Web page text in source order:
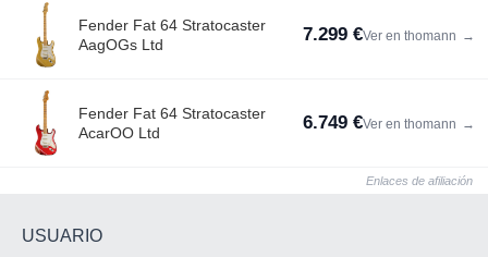
Fender Fat 64 Stratocaster
AagOGs Ltd
7.299 €Ver en thomann →
Fender Fat 64 Stratocaster
AcarOO Ltd
6.749 €Ver en thomann →
Enlaces de afiliación
USUARIO